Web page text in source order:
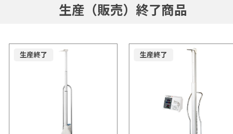
生産（販売）終了商品
生産終了 生産終了